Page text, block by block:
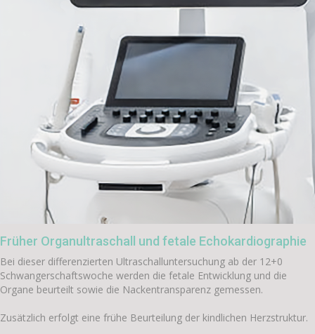
Früher Organultraschall und fetale Echokardiographie
Bei dieser differenzierten Ultraschalluntersuchung ab der 12+0
Schwangerschaftswoche werden die fetale Entwicklung und die
Organe beurteilt sowie die Nackentransparenz gemessen.
Zusätzlich erfolgt eine frühe Beurteilung der kindlichen Herzstruktur.